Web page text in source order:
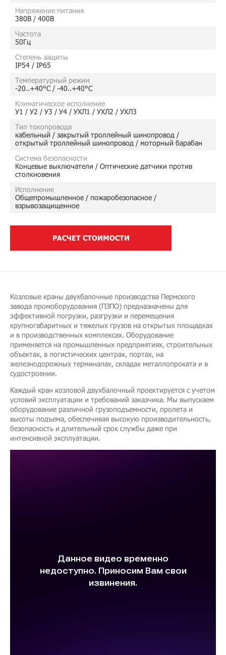
Напряжение питания
380В / 400В
Частота
50Гц
Степень защиты
IP54 / IP65
Температурный режим
-20..+40°C / -40..+40°C
Климатическое исполнение
У1 / У2 / У3 / У4 / УХЛ1 / УХЛ2 / УХЛ3
Тип токопровода
кабельный / закрытый троллейный шинопровод /
открытый троллейный шинопровод / моторный барабан
Система безопасности
Концевые выключатели / Оптические датчики против
столкновения
Исполнение
Общепромышленное / пожаробезопасное /
взрывозащищенное
РАСЧЕТ СТОИМОСТИ
Козловые краны двухбалочные производства Пермского
завода промоборудования (ПЗПО) предназначены для
эффективной погрузки, разгрузки и перемещения
крупногабаритных и тяжелых грузов на открытых площадках
и в производственных комплексах. Оборудование
применяется на промышленных предприятиях, строительных
объектах, в логистических центрах, портах, на
железнодорожных терминалах, складах металлопроката и в
судостроении.
Каждый кран козловой двухбалочный проектируется с учетом
условий эксплуатации и требований заказчика. Мы выпускаем
оборудование различной грузоподъемности, пролета и
высоты подъема, обеспечивая высокую производительность,
безопасность и длительный срок службы даже при
интенсивной эксплуатации.